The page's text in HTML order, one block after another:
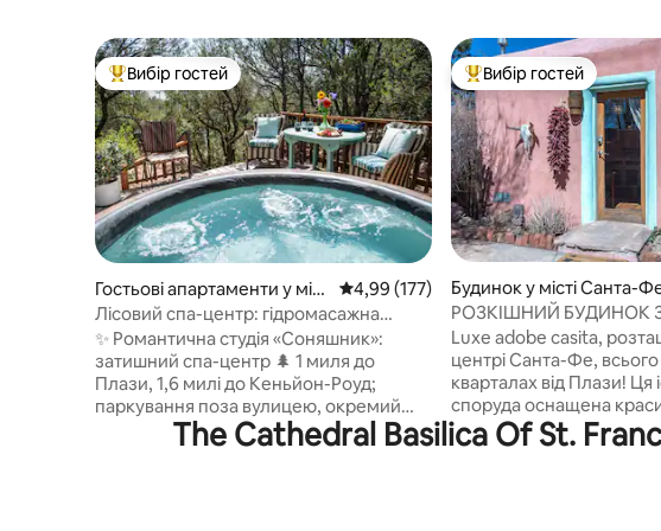
Топ вибір гостей
Вибір гостей
Гостьові апартаменти у міст
і Санта-Фе
Середня оцінка: 4,99 з 5, відгуки: 177
4,99 (177)
Лісовий спа-центр: гідромасажна
ванна, сауна та холодне занурення |
Plaza
✨ Романтична студія «Соняшник»:
затишний спа-центр 🌲 1 миля до
Плази, 1,6 милі до Кеньйон-Роуд;
паркування поза вулицею, окремий
вхід, ванна кімната та повністю
укомплектована кухня • 100 % приватна
Топ вибір гостей
Вибір гостей
Будинок у місті Санта-
РОЗКІШНИЙ БУДИНОК
ЦЕНТРІ МІСТА
Luxe adobe casita,
центрі Санта-Фе, всього в декількох
кварталах від Плази! Ця
споруда оснащена
венеціанськими
діамантовими стінами,
дерев 'яною підлогою,
The Cathedral Basilica Of St.